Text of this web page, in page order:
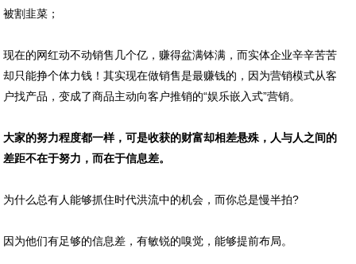
被割韭菜；
现在的网红动不动销售几个亿，赚得盆满钵满，而实体企业辛辛苦苦
却只能挣个体力钱！其实现在做销售是最赚钱的，因为营销模式从客
户找产品，变成了商品主动向客户推销的“娱乐嵌入式”营销。
大家的努力程度都一样，可是收获的财富却相差悬殊，人与人之间的
差距不在于努力，而在于信息差。
为什么总有人能够抓住时代洪流中的机会，而你总是慢半拍?
因为他们有足够的信息差，有敏锐的嗅觉，能够提前布局。